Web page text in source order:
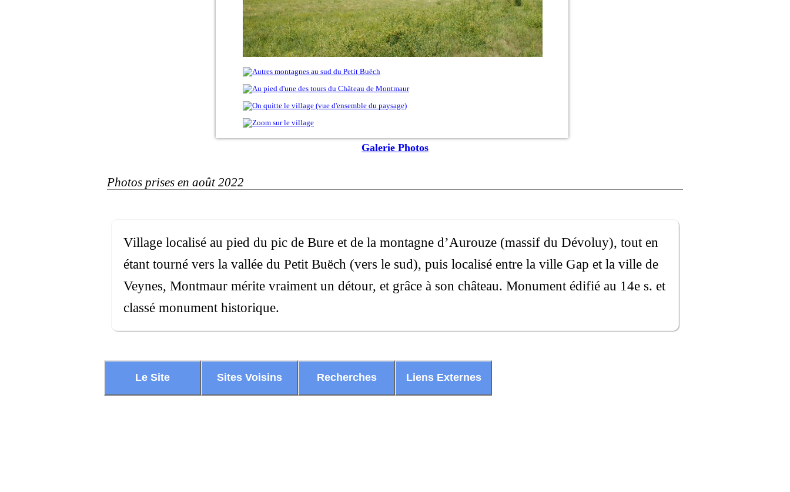
Galerie Photos
Photos prises en août 2022
Village localisé au pied du pic de Bure et de la montagne d’Aurouze (massif du Dévoluy), tout en
étant tourné vers la vallée du Petit Buëch (vers le sud), puis localisé entre la ville Gap et la ville de
Veynes, Montmaur mérite vraiment un détour, et grâce à son château. Monument édifié au 14e s. et
classé monument historique.
Le Site Sites Voisins Recherches Liens Externes